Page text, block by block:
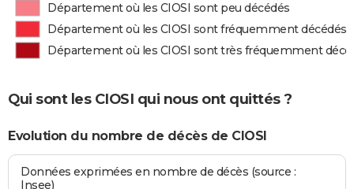
Département où les CIOSI sont peu décédés
Département où les CIOSI sont fréquemment décédés
Département où les CIOSI sont très fréquemment
Qui sont les CIOSI qui nous ont quittés ?
Evolution du nombre de décès de CIOSI
Données exprimées en nombre de décès (source :
Insee)